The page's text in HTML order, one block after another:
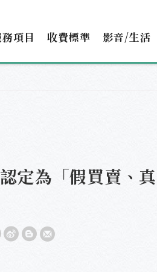
項目 收費標準 影音/生活
定為「假買賣、